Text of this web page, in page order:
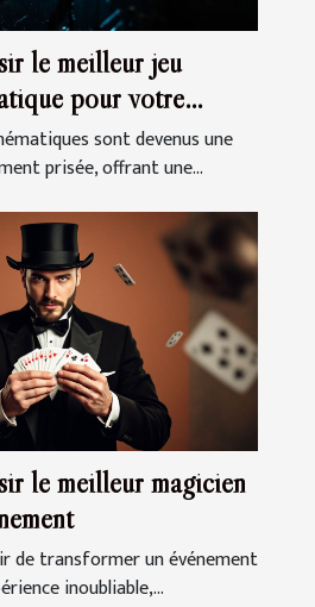
le meilleur jeu
pour votre
sont devenus une
prisée, offrant une...
le meilleur magicien
de transformer un événement
inoubliable,...